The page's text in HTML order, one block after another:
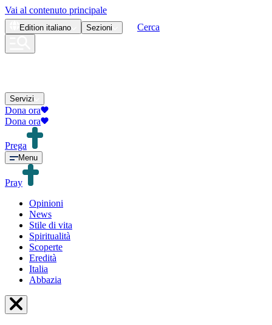
Vai al contenuto principale
Edition italiano Sezioni Cerca
Servizi
Dona ora
Dona ora
Prega
Menu
Pray
Opinioni
News
Stile di vita
Spiritualità
Scoperte
Eredità
Italia
Abbazia